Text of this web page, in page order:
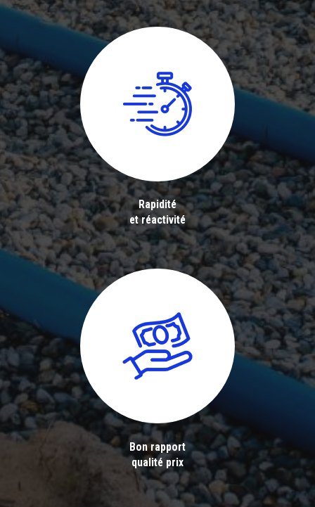
Rapidité
et réactivité
Bon rapport
qualité prix